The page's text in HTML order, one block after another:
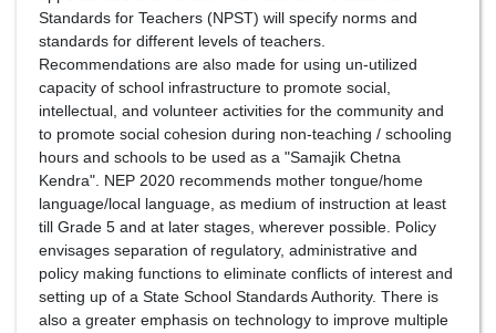
Standards for Teachers (NPST) will specify norms and
standards for different levels of teachers.
Recommendations are also made for using un-utilized
capacity of school infrastructure to promote social,
intellectual, and volunteer activities for the community and
to promote social cohesion during non-teaching / schooling
hours and schools to be used as a "Samajik Chetna
Kendra". NEP 2020 recommends mother tongue/home
language/local language, as medium of instruction at least
till Grade 5 and at later stages, wherever possible. Policy
envisages separation of regulatory, administrative and
policy making functions to eliminate conflicts of interest and
setting up of a State School Standards Authority. There is
also a greater emphasis on technology to improve multiple